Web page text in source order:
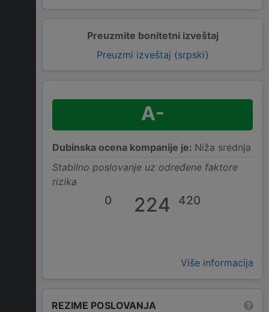
Preuzmite bonitetni izveštaj
Preuzmi izveštaj (srpski)
A-
Dubinska ocena kompanije je: Niža srednja
Stabilno poslovanje uz određene faktore
rizika
0 224 420
Više informacija
REZIME POSLOVANJA